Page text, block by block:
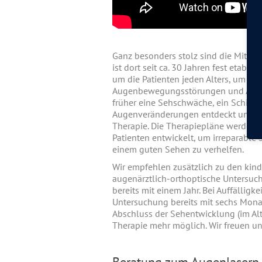
Ganz besonders stolz sind die
ist dort seit ca. 30 Jahren fest
um die Patienten jeden Alters, um
Augenbewegungsstörungen und
früher eine Sehschwäche, ein
Augenveränderungen entdeckt und
Therapie. Die Therapiepläne werden
Patienten entwickelt, um irreparable
einem guten Sehen zu verhelfen.
Wir empfehlen zusätzlich zu den
augenärztlich-orthoptische
bereits mit einem Jahr. Bei
Untersuchung bereits mit sechs
Abschluss der Sehentwicklung (im
Therapie mehr möglich. Wir freuen